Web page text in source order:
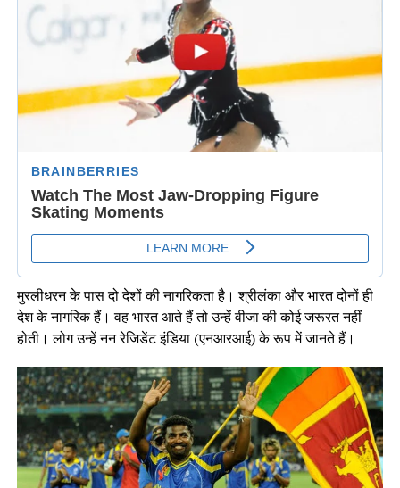
मुरलीधरन के पास दो देशों की नागरिकता है। श्रीलंका और भारत दोनों ही
देश के नागरिक हैं। वह भारत आते हैं तो उन्हें वीजा की कोई जरूरत नहीं
होती। लोग उन्हें नन रेजिडेंट इंडिया (एनआरआई) के रूप में जानते हैं।